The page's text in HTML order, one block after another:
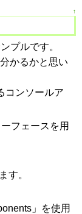
↑
プルです。
かるかと思い
コンソールア
フェースを用
す。
」を使用